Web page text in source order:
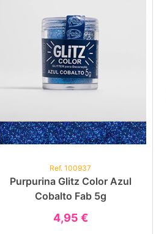
Ref. 100937
Purpurina Glitz Color Azul
Cobalto Fab 5g
4,95 €